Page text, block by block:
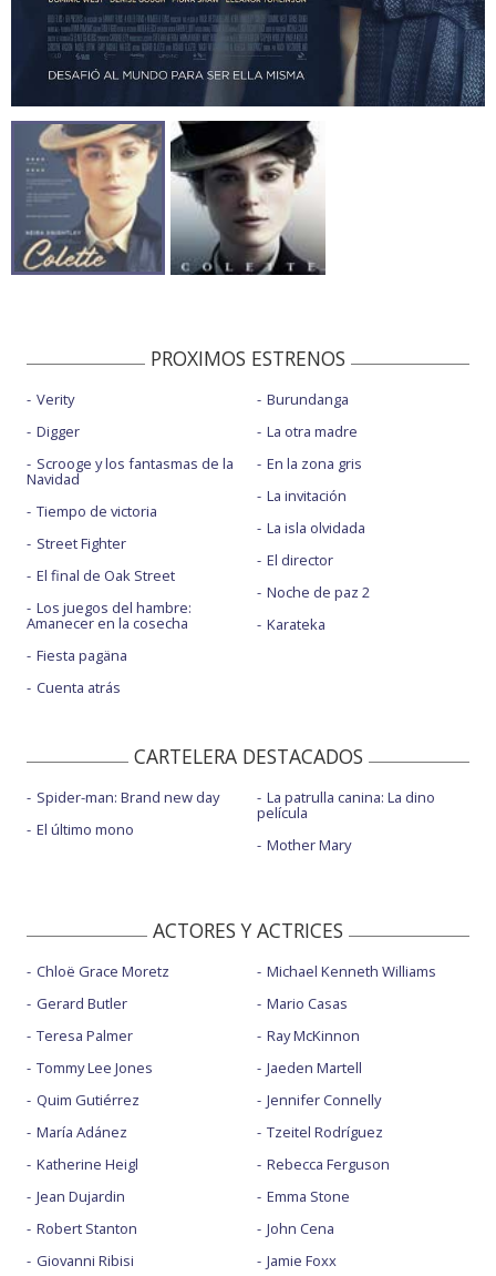
PROXIMOS ESTRENOS
Verity
Digger
Scrooge y los fantasmas de la
Navidad
Tiempo de victoria
Street Fighter
El final de Oak Street
Los juegos del hambre:
Amanecer en la cosecha
Fiesta pagäna
Cuenta atrás
Burundanga
La otra madre
En la zona gris
La invitación
La isla olvidada
El director
Noche de paz 2
Karateka
CARTELERA DESTACADOS
Spider-man: Brand new day
El último mono
La patrulla canina: La dino
película
Mother Mary
ACTORES Y ACTRICES
Chloë Grace Moretz
Gerard Butler
Teresa Palmer
Tommy Lee Jones
Quim Gutiérrez
María Adánez
Katherine Heigl
Jean Dujardin
Robert Stanton
Giovanni Ribisi
Michael Kenneth Williams
Mario Casas
Ray McKinnon
Jaeden Martell
Jennifer Connelly
Tzeitel Rodríguez
Rebecca Ferguson
Emma Stone
John Cena
Jamie Foxx